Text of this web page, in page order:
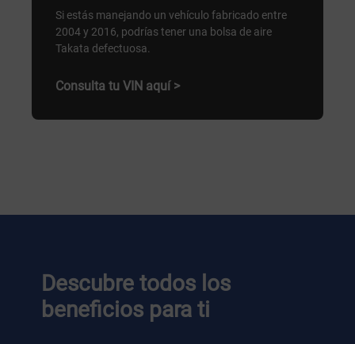
Si estás manejando un vehículo fabricado entre
2004 y 2016, podrías tener una bolsa de aire
Takata defectuosa.
Consulta tu VIN aquí >
Descubre todos los
beneficios para ti